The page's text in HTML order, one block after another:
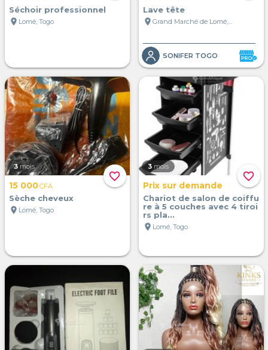
Séchoir professionnel
location_on Lomé, Togo
Lave tête
location_on
Grand Marché de Lomé, Lomé, Togo
SONIFER TOGO
favorite_border
3 mois
15 000CFA
Sèche cheveux
location_on Lomé, Togo
favorite_border
3 mois
Prix sur demande
Chariot de salon de coiffu
re à 5 couches avec 4 tiroi
rs pla...
location_on Lomé, Togo